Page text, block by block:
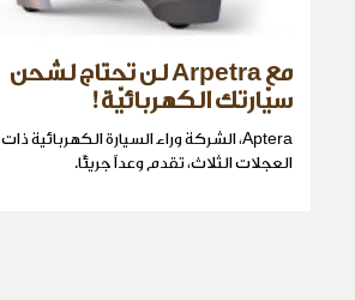
مع Arpetra لن تحتاج لشحن
سيّارتك الكهربائيّة!
Aptera، الشركة وراء السيارة الكهربائية ذات
العجلات الثلاث، تقدم وعداً جريئًا.